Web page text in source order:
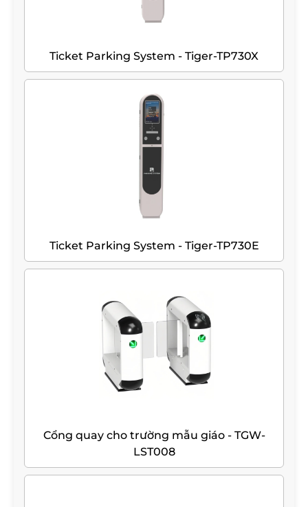
Ticket Parking System - Tiger-TP730X
Ticket Parking System - Tiger-TP730E
Cổng quay cho trường mẫu giáo - TGW-
LST008